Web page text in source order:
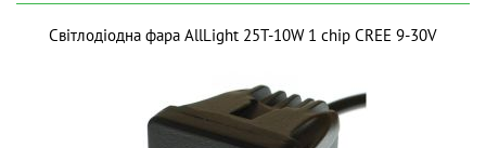
Світлодіодна фара AllLight 25T-10W 1 chip CREE 9-30V